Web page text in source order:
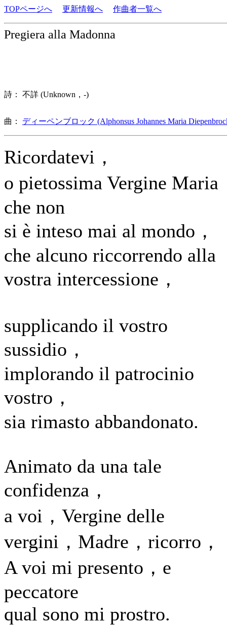
TOPページへ 更新情報へ 作曲者一覧へ
Pregiera alla Madonna
詩： 不詳 (Unknown，-)
曲： ディーペンブロック (Alphonsus Johannes Maria
Ricordatevi，
o pietossima Vergine Maria
che non
si è inteso mai al mondo，
che alcuno riccorrendo alla
vostra intercessione，
supplicando il vostro
sussidio，
implorando il patrocinio
vostro，
sia rimasto abbandonato.
Animato da una tale
confidenza，
a voi，Vergine delle
vergini，Madre，ricorro，
A voi mi presento，e
peccatore
qual sono mi prostro.